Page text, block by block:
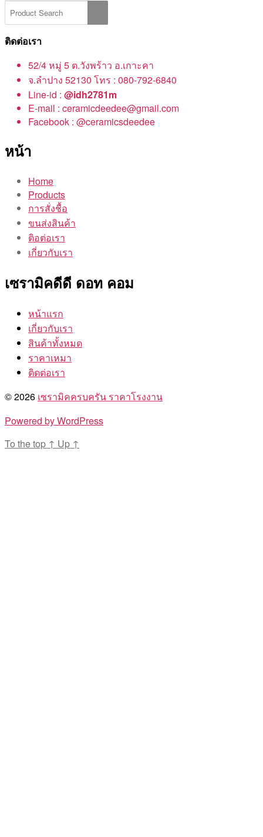
ติดต่อเรา
52/4 หมู่ 5 ต.วังพร้าว อ.เกาะคา
จ.ลำปาง 52130 โทร : 080-792-6840
Line-id : @idh2781m
E-mail : ceramicdeedee@gmail.com
Facebook : @ceramicsdeedee
หน้า
Home
Products
การสั่งชื้อ
ขนส่งสินค้า
ติอต่อเรา
เกี่ยวกับเรา
เซรามิคดีดี ดอท คอม
หน้าแรก
เกี่ยวกับเรา
สินค้าทั้งหมด
ราคาเหมา
ติดต่อเรา
© 2026 เซรามิคครบครัน ราคาโรงงาน
Powered by WordPress
To the top ↑ Up ↑